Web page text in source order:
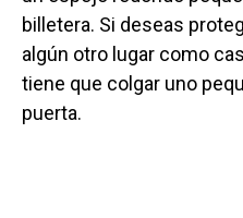
billetera. Si deseas
algún otro lugar como
tiene que colgar uno
puerta.